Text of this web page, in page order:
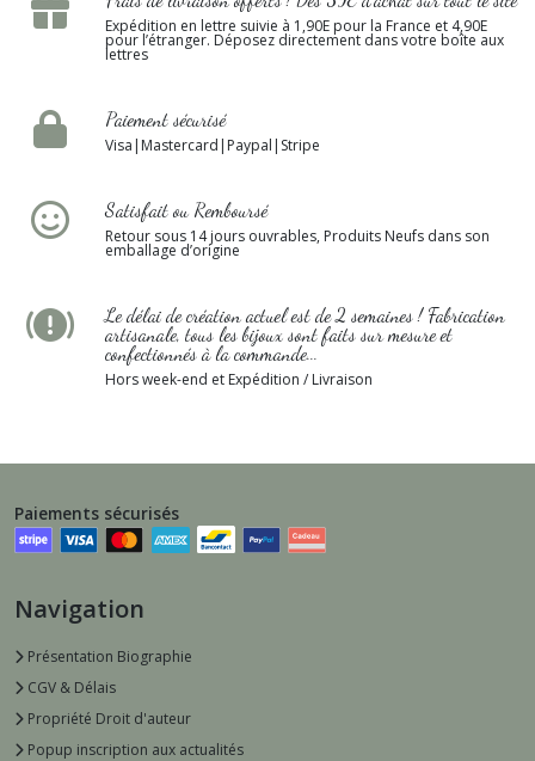
Expédition en lettre suivie à 1,90E pour la France et 4,90E
pour l’étranger. Déposez directement dans votre boîte aux
lettres
Paiement sécurisé
Visa|Mastercard|Paypal|Stripe
Satisfait ou Remboursé
Retour sous 14 jours ouvrables, Produits Neufs dans son
emballage d’origine
Le délai de création actuel est de 2 semaines ! Fabrication
artisanale, tous les bijoux sont faits sur mesure et
confectionnés à la commande...
Hors week-end et Expédition / Livraison
Paiements sécurisés
Navigation
Présentation Biographie
CGV & Délais
Propriété Droit d'auteur
Popup inscription aux actualités